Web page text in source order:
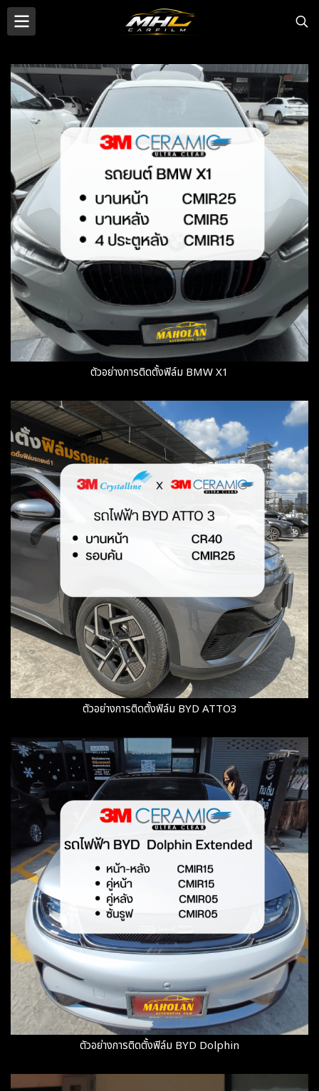
ตัวอย่างการติดตั้งฟิล์ม BMW X1
ตัวอย่างการติดตั้งฟิล์ม BYD ATTO3
ตัวอย่างการติดตั้งฟิล์ม BYD Dolphin